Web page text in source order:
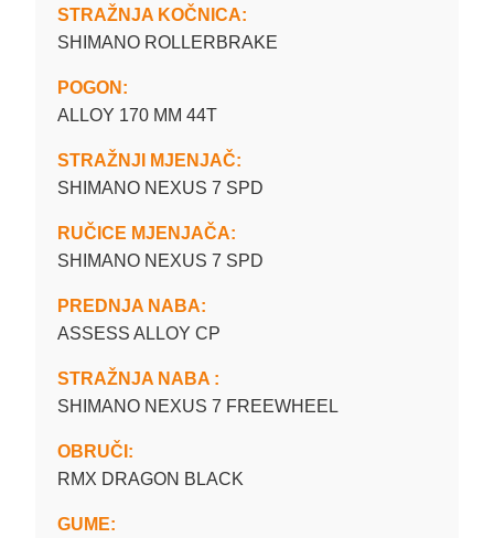
STRAŽNJA KOČNICA:
SHIMANO ROLLERBRAKE
POGON:
ALLOY 170 MM 44T
STRAŽNJI MJENJAČ:
SHIMANO NEXUS 7 SPD
RUČICE MJENJAČA:
SHIMANO NEXUS 7 SPD
PREDNJA NABA:
ASSESS ALLOY CP
STRAŽNJA NABA :
SHIMANO NEXUS 7 FREEWHEEL
OBRUČI:
RMX DRAGON BLACK
GUME: